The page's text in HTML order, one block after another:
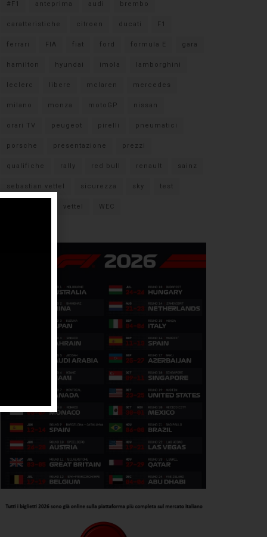
#F1 anteprima audi brembo
caratteristiche citroen ducati F1
ferrari FIA fiat ford formula E gara
hamilton hyundai imola lamborghini
leclerc libere mclaren mercedes
milano monza motoGP nissan
orari TV peugeot pirelli pneumatici
porsche presentazione prezzi
qualifiche rally red bull renault sainz
sebastian vettel sicurezza sky test
vettel WEC